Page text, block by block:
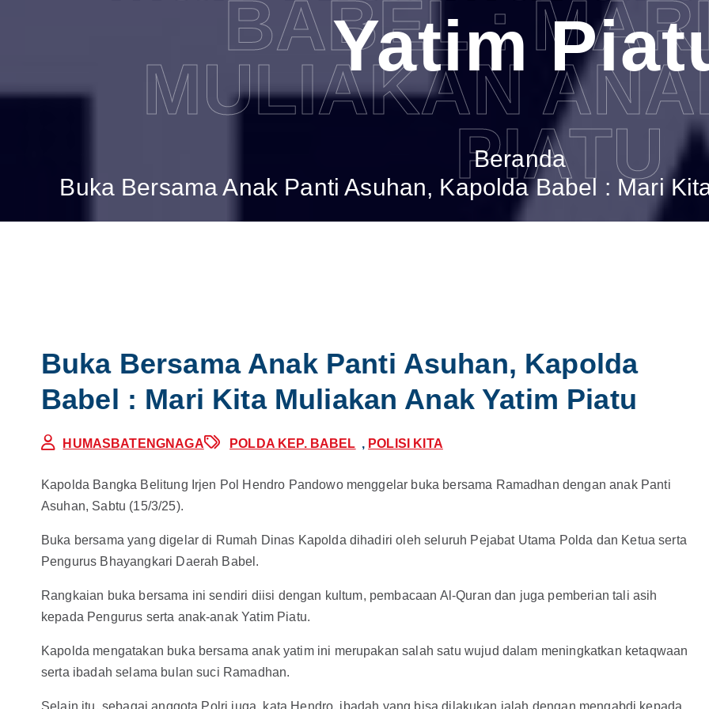
BABEL :
MULIAKAN
PIATU
Yatim
Beranda
Buka Bersama Anak Panti Asuhan, Kapolda Babel : Mari
Buka Bersama Anak Panti Asuhan, Kapolda
Babel : Mari Kita Muliakan Anak Yatim Piatu
HUMASBATENGNAGA POLDA KEP. BABEL , POLISI KITA
Kapolda Bangka Belitung Irjen Pol Hendro Pandowo menggelar buka bersama Ramadhan dengan anak Panti
Asuhan, Sabtu (15/3/25).
Buka bersama yang digelar di Rumah Dinas Kapolda dihadiri oleh seluruh Pejabat Utama Polda dan Ketua serta
Pengurus Bhayangkari Daerah Babel.
Rangkaian buka bersama ini sendiri diisi dengan kultum, pembacaan Al-Quran dan juga pemberian tali asih
kepada Pengurus serta anak-anak Yatim Piatu.
Kapolda mengatakan buka bersama anak yatim ini merupakan salah satu wujud dalam meningkatkan ketaqwaan
serta ibadah selama bulan suci Ramadhan.
Selain itu, sebagai anggota Polri juga, kata Hendro, ibadah yang bisa dilakukan ialah dengan mengabdi kepada